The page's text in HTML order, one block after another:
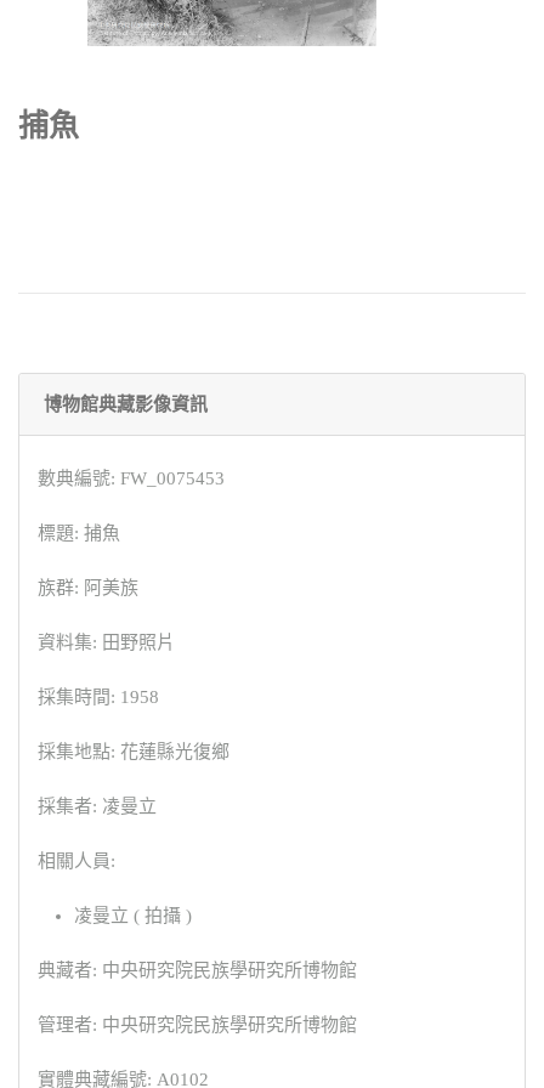
捕魚
博物館典藏影像資訊
數典編號: FW_0075453
標題: 捕魚
族群: 阿美族
資料集: 田野照片
採集時間: 1958
採集地點: 花蓮縣光復鄉
採集者: 凌曼立
相關人員:
凌曼立 ( 拍攝 )
典藏者: 中央研究院民族學研究所博物館
管理者: 中央研究院民族學研究所博物館
實體典藏編號: A0102